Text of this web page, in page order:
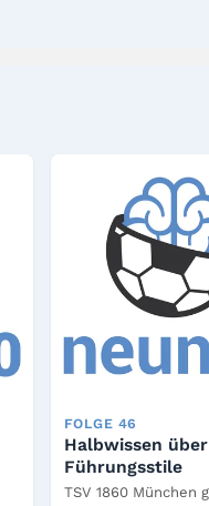
FOLGE 46
Halbwissen über
Führungsstile
TSV 1860 München